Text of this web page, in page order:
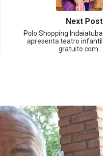
Next Post
Polo Shopping Indaiatuba
apresenta teatro infantil
gratuito com…